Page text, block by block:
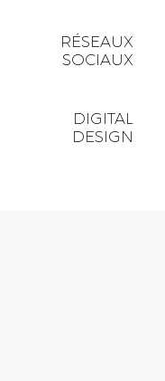
RÉSEAUX
SOCIAUX
DIGITAL
DESIGN